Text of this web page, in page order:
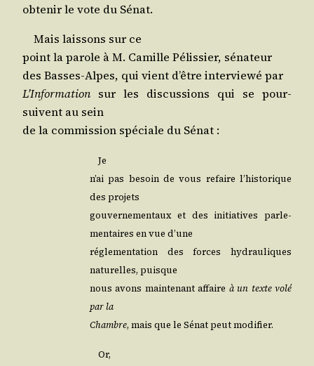
obte­nir le vote du Sénat.
Mais lais­sons sur ce
point la parole à M. Camille Pélis­sier, sénateur
des Basses-Alpes, qui vient d’être inter­viewé par
L’In­for­ma­tion sur les dis­cus­sions qui se pour­
suivent au sein
de la com­mis­sion spé­ciale du Sénat :
Je
n’ai pas besoin de vous refaire l’his­to­rique
des projets
gou­ver­ne­men­taux et des ini­tia­tives par­le­
men­taires en vue d’une
régle­men­ta­tion des forces hydrau­liques
natu­relles, puisque
nous avons main­te­nant affaire à un texte volé
par la
Chambre, mais que le Sénat peut modifier.
Or,